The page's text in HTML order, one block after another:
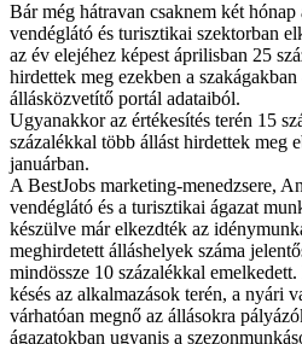
Bár még hátravan csaknem két
vendéglátó és turisztikai szektorban
az év elejéhez képest áprilisban 25
hirdettek meg ezekben a
állásközvetítő portál adataiból.
Ugyanakkor az értékesítés terén 15
százalékkal több állást hirdettek meg
januárban.
A BestJobs marketing-menedzsere,
vendéglátó és a turisztikai ágazat
készülve már elkezdték az
meghirdetett álláshelyek száma
mindössze 10 százalékkal
késés az alkalmazások terén, a nyári
várhatóan megnő az állásokra
ágazatokban ugyanis a